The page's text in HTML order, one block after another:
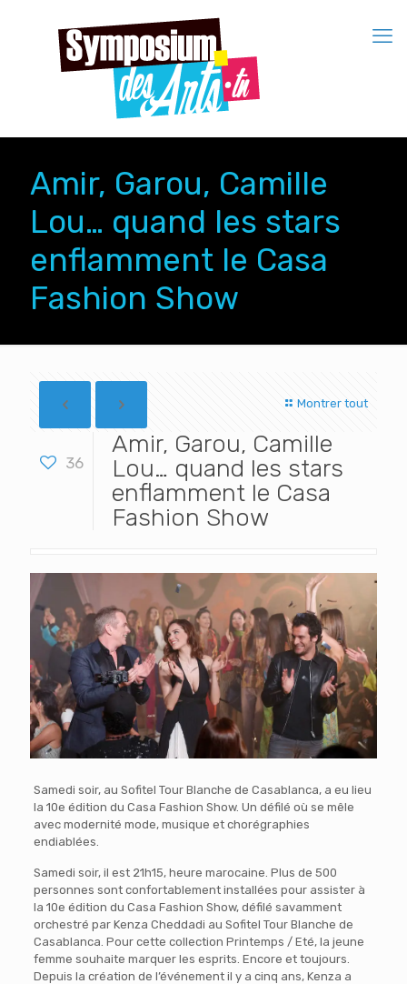
Amir, Garou, Camille
Lou… quand les stars
enflamment le Casa
Fashion Show
Montrer tout
36
Amir, Garou, Camille
Lou… quand les stars
enflamment le Casa
Fashion Show
Samedi soir, au Sofitel Tour Blanche de Casablanca, a eu lieu
la 10e édition du Casa Fashion Show. Un défilé où se mêle
avec modernité mode, musique et chorégraphies
endiablées.
Samedi soir, il est 21h15, heure marocaine. Plus de 500
personnes sont confortablement installées pour assister à
la 10e édition du Casa Fashion Show, défilé savamment
orchestré par Kenza Cheddadi au Sofitel Tour Blanche de
Casablanca. Pour cette collection Printemps / Eté, la jeune
femme souhaite marquer les esprits. Encore et toujours.
Depuis la création de l’événement il y a cinq ans, Kenza a